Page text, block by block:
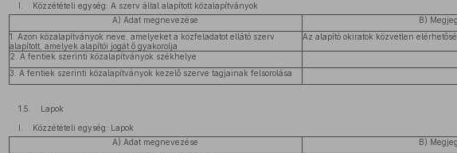
I. Közzétételi egység: A szerv által alapított közalapítványok
A) Adat megnevezése
B)
1. Azon közalapítványok neve, amelyeket a közfeladatot ellátó szerv
alapított, amelyek alapítói jogát ő gyakorolja
Az alapító okiratok közvetlen
2. A fentiek szerinti közalapítványok székhelye
3. A fentiek szerinti közalapítványok kezelő szerve tagjainak felsorolása
1.5. Lapok
I. Közzétételi egység: Lapok
A) Adat megnevezése
B)